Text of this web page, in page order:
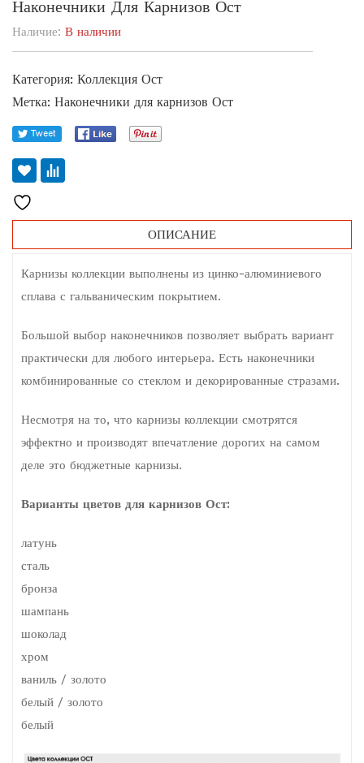
Наконечники Для Карнизов Ост
Наличие: В наличии
Категория: Коллекция Ост
Метка: Наконечники для карнизов Ост
ОПИСАНИЕ
Карнизы коллекции выполнены из цинко-алюминиевого
сплава с гальваническим покрытием.
Большой выбор наконечников позволяет выбрать вариант
практически для любого интерьера. Есть наконечники
комбинированные со стеклом и декорированные стразами.
Несмотря на то, что карнизы коллекции смотрятся
эффектно и производят впечатление дорогих на самом
деле это бюджетные карнизы.
Варианты цветов для карнизов Ост:
латунь
сталь
бронза
шампань
шоколад
хром
ваниль / золото
белый / золото
белый